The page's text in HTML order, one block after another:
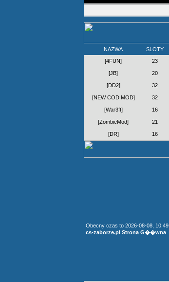
NAZWA SLOTY
[4FUN]
23
[JB] 20
[DD2] 32
[NEW COD MOD] 32
[War3ft] 16
[ZombieMod] 21
[DR] 16
Obecny czas to 2026-08-08, 10:49
cs-zaborze.pl Strona G��wna